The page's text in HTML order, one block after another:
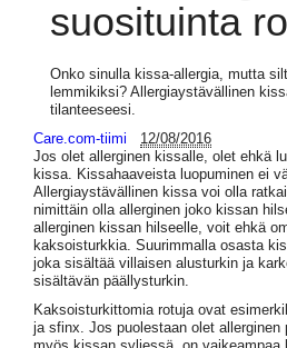
suosituinta
Onko sinulla kissa-allergia, mutta
lemmikiksi? Allergiaystävällinen
tilanteeseesi.
Care.com-tiimi
12/08/2016
Jos olet allerginen kissalle, olet ehkä
kissa. Kissahaaveista luopuminen ei
Allergiaystävällinen kissa voi olla
nimittäin olla allerginen joko kissan
allerginen kissan hilseelle, voit ehkä
kaksoisturkkia. Suurimmalla osasta
joka sisältää villaisen alusturkin ja
sisältävän päällysturkin.
Kaksoisturkittomia rotuja ovat
ja sfinx. Jos puolestaan olet allerginen